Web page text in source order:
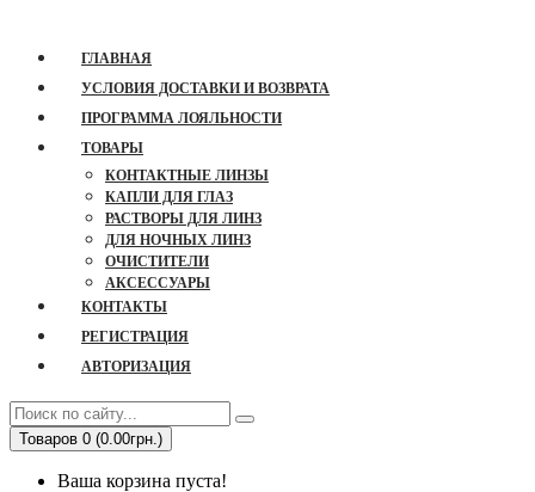
ГЛАВНАЯ
УСЛОВИЯ ДОСТАВКИ И ВОЗВРАТА
ПРОГРАММА ЛОЯЛЬНОСТИ
ТОВАРЫ
КОНТАКТНЫЕ ЛИНЗЫ
КАПЛИ ДЛЯ ГЛАЗ
РАСТВОРЫ ДЛЯ ЛИНЗ
ДЛЯ НОЧНЫХ ЛИНЗ
ОЧИСТИТЕЛИ
АКСЕССУАРЫ
КОНТАКТЫ
РЕГИСТРАЦИЯ
АВТОРИЗАЦИЯ
Товаров 0 (0.00грн.)
Ваша корзина пуста!